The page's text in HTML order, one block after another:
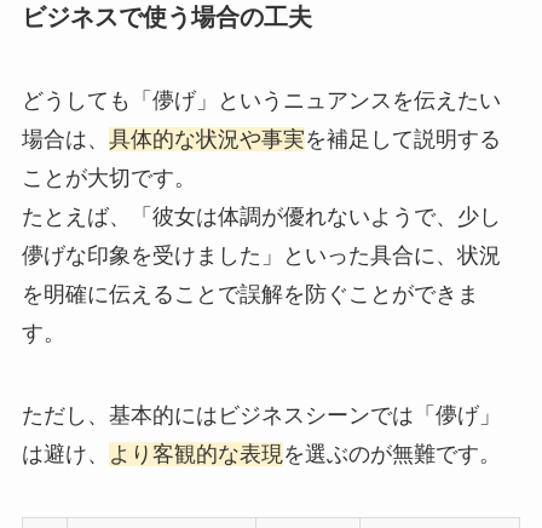
ビジネスで使う場合の工夫
どうしても「儚げ」というニュアンスを伝えたい
場合は、 具体的な状況や事実を補足して説明する
ことが大切です。
たとえば、「彼女は体調が優れないようで、少し
儚げな印象を受けました」といった具合に、状況
を明確に伝えることで誤解を防ぐことができま
す。
ただし、基本的にはビジネスシーンでは「儚げ」
は避け、
より客観的な表現を選ぶのが無難です。